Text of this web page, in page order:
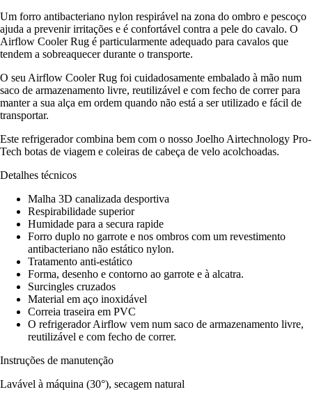
Um forro antibacteriano nylon respirável na zona do ombro e pescoço
ajuda a prevenir irritações e é confortável contra a pele do cavalo. O
Airflow Cooler Rug é particularmente adequado para cavalos que
tendem a sobreaquecer durante o transporte.
O seu Airflow Cooler Rug foi cuidadosamente embalado à mão num
saco de armazenamento livre, reutilizável e com fecho de correr para
manter a sua alça em ordem quando não está a ser utilizado e fácil de
transportar.
Este refrigerador combina bem com o nosso Joelho Airtechnology Pro-
Tech botas de viagem e coleiras de cabeça de velo acolchoadas.
Detalhes técnicos
Malha 3D canalizada desportiva
Respirabilidade superior
Humidade para a secura rapide
Forro duplo no garrote e nos ombros com um revestimento
antibacteriano não estático nylon.
Tratamento anti-estático
Forma, desenho e contorno ao garrote e à alcatra.
Surcingles cruzados
Material em aço inoxidável
Correia traseira em PVC
O refrigerador Airflow vem num saco de armazenamento livre,
reutilizável e com fecho de correr.
Instruções de manutenção
Lavável à máquina (30°), secagem natural